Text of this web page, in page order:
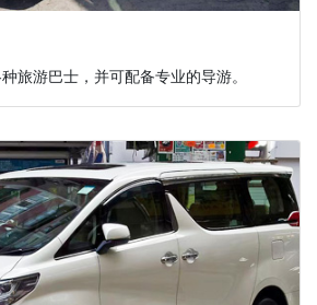
旅游巴士，并可配备专业的导游。